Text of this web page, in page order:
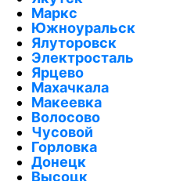
Маркс
Южноуральск
Ялуторовск
Электросталь
Ярцево
Махачкала
Макеевка
Волосово
Чусовой
Горловка
Донецк
Высоцк